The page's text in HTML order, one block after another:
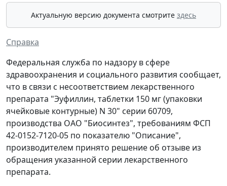
Актуальную версию документа смотрите здесь
Справка
Федеральная служба по надзору в сфере
здравоохранения и социального развития сообщает,
что в связи с несоответствием лекарственного
препарата "Эуфиллин, таблетки 150 мг (упаковки
ячейковые контурные) N 30" серии 60709,
производства ОАО "Биосинтез", требованиям ФСП
42-0152-7120-05 по показателю "Описание",
производителем принято решение об отзыве из
обращения указанной серии лекарственного
препарата.